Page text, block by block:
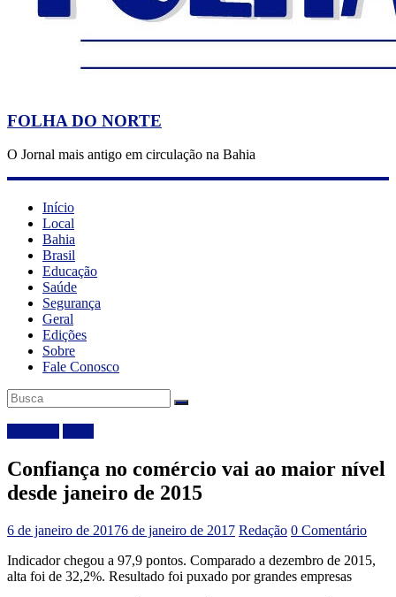
FOLHA DO NORTE
O Jornal mais antigo em circulação na Bahia
Início
Local
Bahia
Brasil
Educação
Saúde
Segurança
Geral
Edições
Sobre
Fale Conosco
Confiança no comércio vai ao maior nível
desde janeiro de 2015
6 de janeiro de 20176 de janeiro de 2017 Redação 0 Comentário
Indicador chegou a 97,9 pontos. Comparado a dezembro de 2015,
alta foi de 32,2%. Resultado foi puxado por grandes empresas